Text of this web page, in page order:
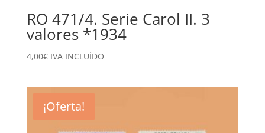
RO 471/4. Serie Carol II. 3
valores *1934
4,00€ IVA INCLUÍDO
¡Oferta!